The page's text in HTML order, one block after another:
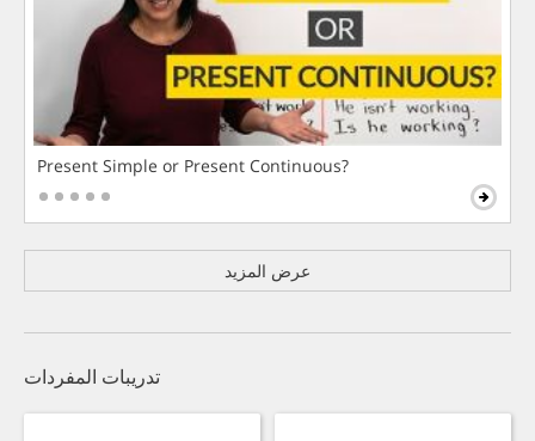
Present Simple or Present Continuous?
عرض المزيد
تدريبات المفردات